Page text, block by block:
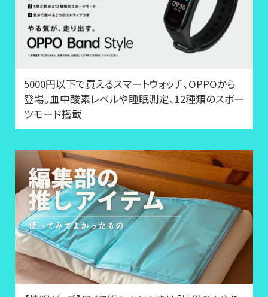
5000円以下で買えるスマートウォッチ、OPPOから
登場。血中酸素レベルや睡眠測定、12種類のスポー
ツモード搭載